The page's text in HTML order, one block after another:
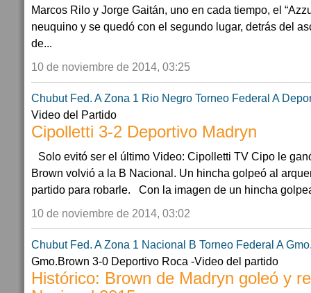
Marcos Rilo y Jorge Gaitán, uno en cada tiempo, el
neuquino y se quedó con el segundo lugar, detrás del
de...
10 de noviembre de 2014, 03:25
Chubut Fed. A Zona 1 Rio Negro Torneo Federal A
Video del Partido
Cipolletti 3-2 Deportivo Madryn
Solo evitó ser el último Video: Cipolletti TV Cipo le
Brown volvió a la B Nacional. Un hincha golpeó al
partido para robarle. Con la imagen de un hincha
10 de noviembre de 2014, 03:02
Chubut Fed. A Zona 1 Nacional B Torneo Federal A
Gmo.Brown 3-0 Deportivo Roca -Video del partido
Histórico: Brown de Madryn goleó y